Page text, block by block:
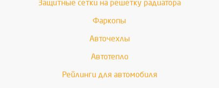
Защитные сетки на решетку радиатора
Фаркопы
Авточехлы
Автотепло
Рейлинги для автомобиля